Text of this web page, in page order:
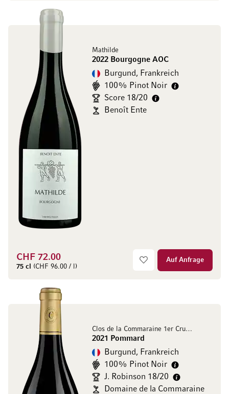
Mathilde
2022 Bourgogne AOC
Burgund, Frankreich
100% Pinot Noir
Score 18/20
Benoît Ente
CHF 72.00
75 cl (CHF 96.00 / l)
Auf Anfrage
Clos de la Commaraine 1er Cru AOC
2021 Pommard
Burgund, Frankreich
100% Pinot Noir
J. Robinson 18/20
Domaine de la Commaraine